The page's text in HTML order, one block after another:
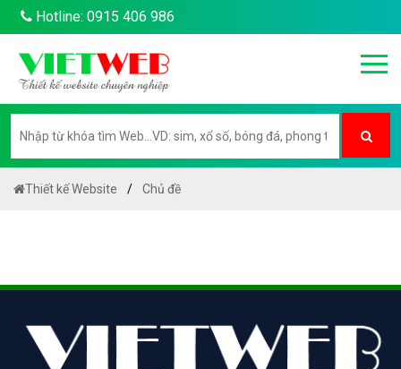
Hotline: 0915 406 986
Thiết kế Website Chủ đề